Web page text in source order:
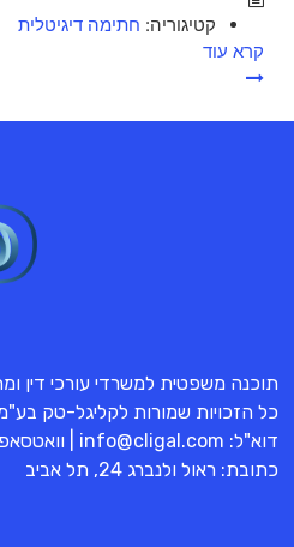
קטיגוריה: חתימה דיגיטלית
קרא עוד
תוכנה משפטית למשרדי עורכי דין
כל הזכויות שמורות לקליגל-טק בע"מ ©
דוא"ל: info@cligal.com
|
כתובת: ראול ולנברג 24, תל אביב